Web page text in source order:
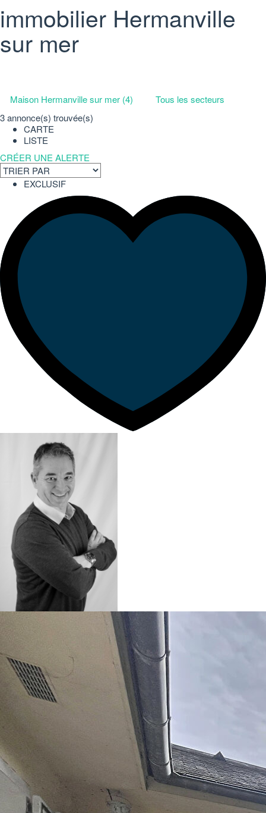
immobilier Hermanville
sur mer
Maison Hermanville sur mer (4)
Tous les secteurs
3 annonce(s) trouvée(s)
CARTE
LISTE
CRÉER UNE ALERTE
EXCLUSIF